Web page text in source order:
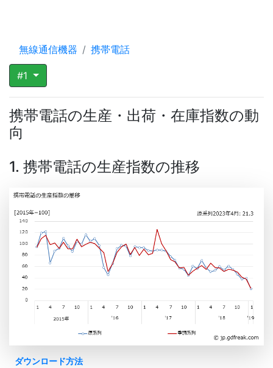
無線通信機器 携帯電話
#1
携帯電話の生産・出荷・在庫指数の動
向
1. 携帯電話の生産指数の推移
ダウンロード方法